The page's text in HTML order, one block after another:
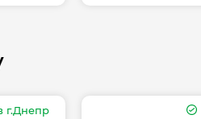
г.Днепр